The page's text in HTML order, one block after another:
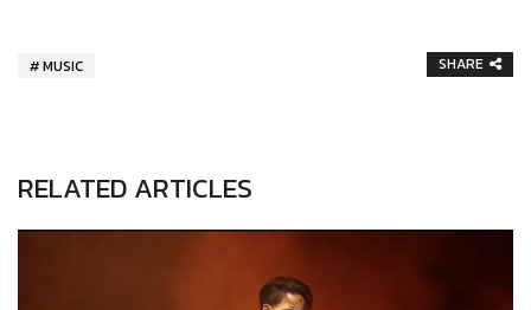
MUSIC SHARE
RELATED ARTICLES